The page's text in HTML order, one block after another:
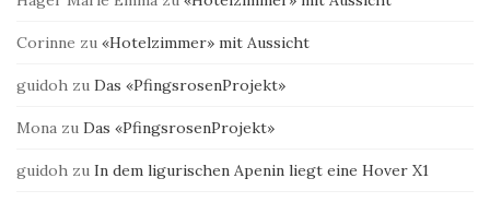
Corinne zu «Hotelzimmer» mit Aussicht
guidoh zu Das «PfingsrosenProjekt»
Mona zu Das «PfingsrosenProjekt»
guidoh zu In dem ligurischen Apenin liegt eine Hover X1